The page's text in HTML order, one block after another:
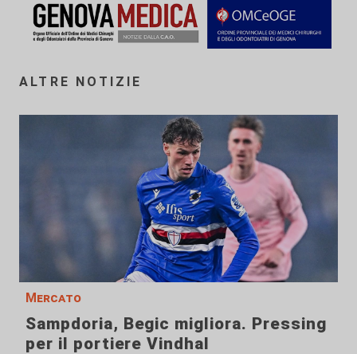
ALTRE NOTIZIE
Mercato
Sampdoria, Begic migliora. Pressing
per il portiere Vindhal